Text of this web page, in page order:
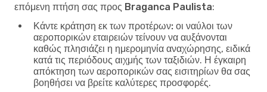
επόμενη πτήση σας προς Braganca Paulista:
Κάντε κράτηση εκ των προτέρων: οι ναύλοι των
αεροπορικών εταιρειών τείνουν να αυξάνονται
καθώς πλησιάζει η ημερομηνία αναχώρησης, ειδικά
κατά τις περιόδους αιχμής των ταξιδιών. Η έγκαιρη
απόκτηση των αεροπορικών σας εισιτηρίων θα σας
βοηθήσει να βρείτε καλύτερες προσφορές.